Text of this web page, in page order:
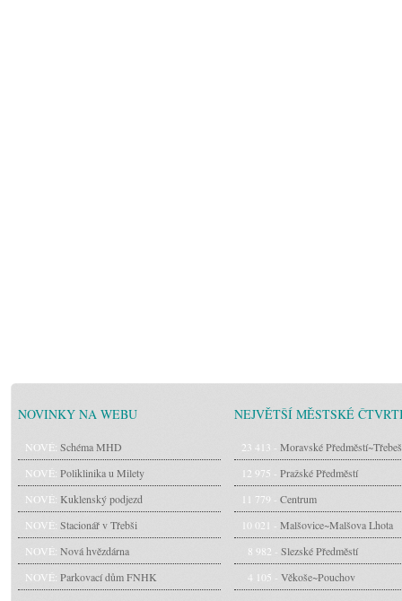
NOVINKY NA WEBU
NOVÉ: Schéma MHD
NOVÉ: Poliklinika u Milety
NOVÉ: Kuklenský podjezd
NOVÉ: Stacionář v Třebši
NOVÉ: Nová hvězdárna
NOVÉ: Parkovací dům FNHK
NEJVĚTŠÍ MĚSTSKÉ
23 413 - Moravské Předměstí~Třebeš
12 975 - Pražské Předměstí
11 779 - Centrum
10 021 - Malšovice~Malšova Lhota
8 982 - Slezské Předměstí
4 105 - Věkoše~Pouchov